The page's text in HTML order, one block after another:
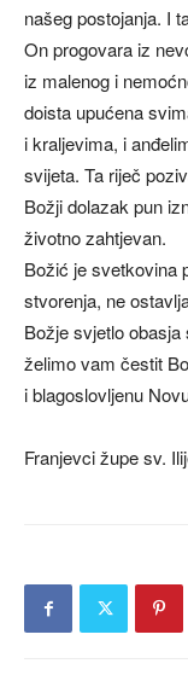
našeg postojanja. I
On progovara iz
iz malenog i
doista upućena
i kraljevima, i
svijeta. Ta riječ
Božji dolazak pun
životno zahtjevan.
Božić je svetkovina
stvorenja, ne
Božje svjetlo
želimo vam čestit
i blagoslovljenu
Franjevci župe sv.